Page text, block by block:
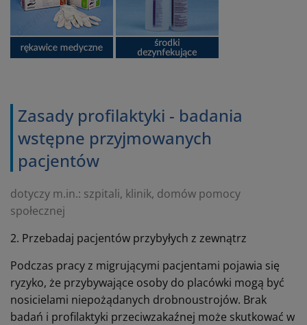
Zasady profilaktyki - badania
wstępne przyjmowanych
pacjentów
dotyczy m.in.: szpitali, klinik, domów pomocy
społecznej
2. Przebadaj pacjentów przybyłych z zewnątrz
Podczas pracy z migrującymi pacjentami pojawia się
ryzyko, że przybywające osoby do placówki mogą być
nosicielami niepożądanych drobnoustrojów. Brak
badań i profilaktyki przeciwzakaźnej może skutkować w